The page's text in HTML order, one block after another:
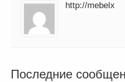
http://mebelx
Последние